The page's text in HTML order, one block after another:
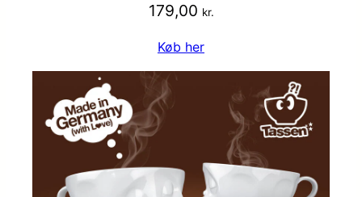
179,00 kr.
Køb her